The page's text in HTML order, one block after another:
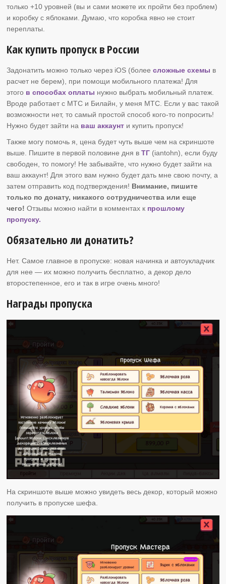
только +10 уровней (вы и сами можете их пройти без проблем)
и коробку с яблоками. Думаю, что коробка явно не стоит
переплаты.
Как купить пропуск в России
Задонатить можно только через iOS (болеесложные схемы в
расчет не берем), при помощи мобильного платежа! Для
этого в способах оплаты нужно выбрать мобильный платеж.
Вроде работает с МТС и Билайн, у меня МТС. Если у вас такой
возможности нет, то самый простой способ кого-то попросить!
Нужно будет зайти на ваш аккаунт и купить пропуск!
Также могу помочь я, цена будет чуть выше чем на скриншоте
выше. Пишите в первой половине дня вТГ (iantohn), если буду
свободен, то помогу! Не забывайте, что нужно будет зайти на
ваш аккаунт! Для этого вам нужно будет дать мне свою почту, а
затем отправить код подтверждения! Внимание, пишите
только по донату, никакого сотрудничества или еще
чего!Отзывы можно найти в комментах к прошлому
пропуску.
Обязательно ли донатить?
Нет. Самое главное в пропуске: новая начинка и автоукладчик
для нее — их можно получить бесплатно, а декор дело
второстепенное, его и так в игре очень много!
Награды пропуска
На скриншоте выше можно увидеть весь декор, который можно
получить в пропуске шефа.